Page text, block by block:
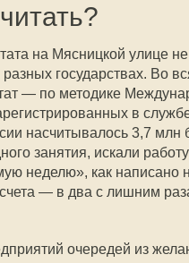
на Мясницкой улице
государствах. Во
— по методике
в
насчитывалось 3,7 млн
занятия, искали
неделю», как написано
— в два с лишним
очередей из